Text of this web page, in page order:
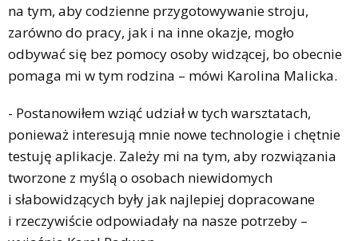
na tym, aby codzienne przygotowywanie stroju,
zarówno do pracy, jak i na inne okazje, mogło
odbywać się bez pomocy osoby widzącej, bo obecnie
pomaga mi w tym rodzina – mówi Karolina Malicka.
- Postanowiłem wziąć udział w tych warsztatach,
ponieważ interesują mnie nowe technologie i chętnie
testuję aplikacje. Zależy mi na tym, aby rozwiązania
tworzone z myślą o osobach niewidomych
i słabowidzących były jak najlepiej dopracowane
i rzeczywiście odpowiadały na nasze potrzeby –